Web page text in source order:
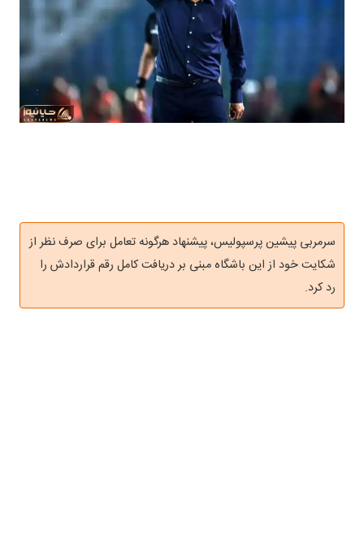
سرمربی پیشین پرسپولیس، پیشنهاد هرگونه تعامل برای صرف نظر از
شکایت خود از این باشگاه مبنی بر دریافت کامل رقم قراردادش را
رد کرد.